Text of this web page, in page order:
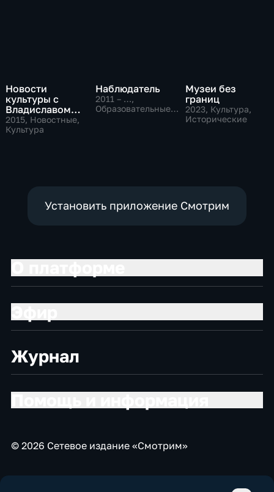
Новости
культуры с
Владиславом
Флярковским
2015, Новостные,
Культура
Наблюдатель
2011 – …,
Образовательные,
Музеи без
границ
2023, Культура,
Исторические
Установить приложение Смотрим
Журнал
© 2026 Сетевое издание «Смотрим»